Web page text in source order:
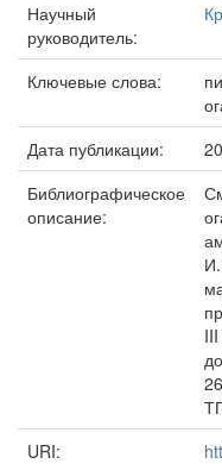
Научный
руководитель:
Ключевые слова:
Дата публикации:
Библиографическое
описание:
URI: